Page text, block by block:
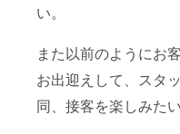
い。
また以前のようにお
お出迎えして、スタ
同、接客を楽しみたい